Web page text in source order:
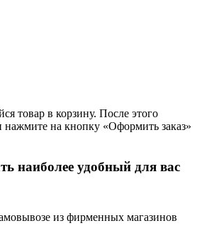
товар в корзину. После этого
нажмите на кнопку «Оформить заказ»
наиболее удобный для вас
из фирменных магазинов